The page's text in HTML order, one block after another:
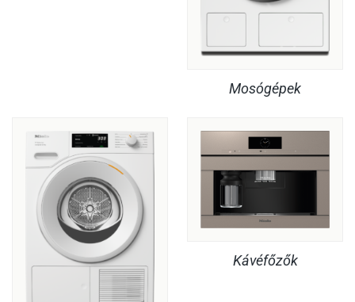
Mosógépek
Kávéfőzők